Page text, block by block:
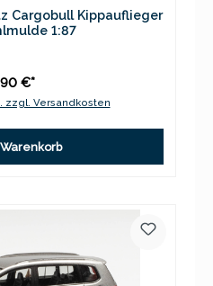
Cargobull Kippauflieger
1:87
€*
zzgl. Versandkosten